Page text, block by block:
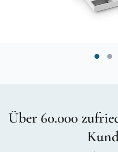
Über 60.000